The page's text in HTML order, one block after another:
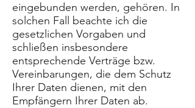
eingebunden werden, gehören. In
solchen Fall beachte ich die
gesetzlichen Vorgaben und
schließen insbesondere
entsprechende Verträge bzw.
Vereinbarungen, die dem Schutz
Ihrer Daten dienen, mit den
Empfängern Ihrer Daten ab.